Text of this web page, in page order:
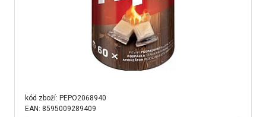
kód zboží: PEPO2068940
EAN: 8595009289409